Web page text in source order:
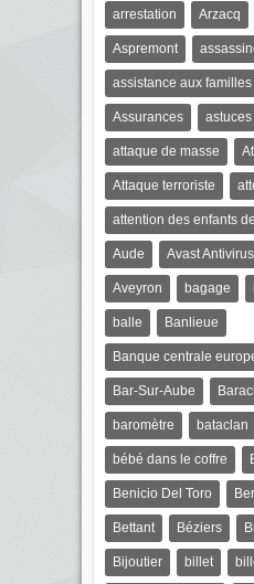
arrestation Arzacq
Aspremont
assistance aux familles
Assurances astuces
attaque de masse
Attaque terroriste
attention des enfants
Aude Avast Antivirus
Aveyron bagage
balle Banlieue
Banque centrale
Bar-Sur-Aube
baromètre bataclan
bébé dans le coffre
Benicio Del Toro
Bettant Béziers
Bijoutier billet